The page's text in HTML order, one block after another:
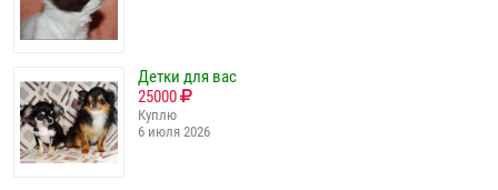
Детки для вас
25000
Куплю
6 июля 2026